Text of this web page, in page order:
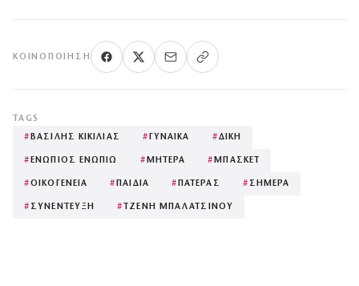
ΚΟΙΝΟΠΟΊΗΣΗ
TAGS
#ΒΑΣΙΛΗΣ ΚΙΚΙΛΙΑΣ #ΓΥΝΑΙΚΑ #ΔΙΚΗ
#ΕΝΩΠΙΟΣ ΕΝΩΠΙΩ #ΜΗΤΕΡΑ #ΜΠΑΣΚΕΤ
#ΟΙΚΟΓΕΝΕΙΑ #ΠΑΙΔΙΑ #ΠΑΤΕΡΑΣ # ΣΗΜΕΡΑ
# ΣΥΝΕΝΤΕΥΞΗ # ΤΖΕΝΗ ΜΠΑΛΑΤΣΙΝΟΥ